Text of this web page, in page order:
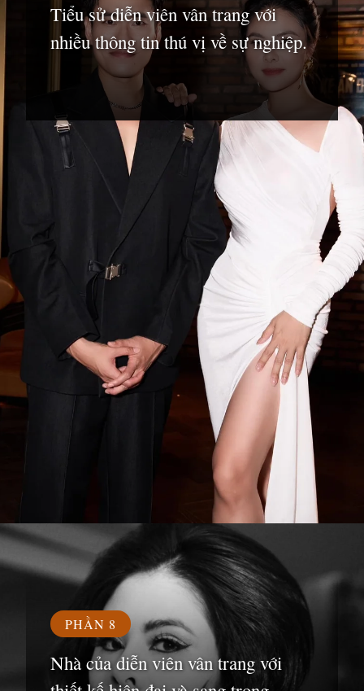
Tiểu sử diễn viên vân trang với
nhiều thông tin thú vị về sự nghiệp.
Đang mở https://susach.edu.vn/van-trang
PHẦN 8
Nhà của diễn viên vân trang với